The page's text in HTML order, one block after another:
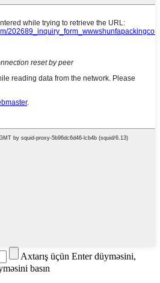
Axtarış üçün Enter düyməsini,
basın